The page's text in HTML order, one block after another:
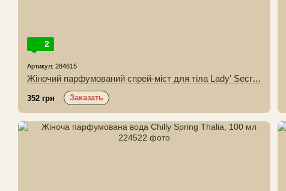
2
Артикул: 284615
Жіночий парфумований спрей-міст для тіла Lady' Secret Midnight Bloom, 250 мл
352 грн Заказать